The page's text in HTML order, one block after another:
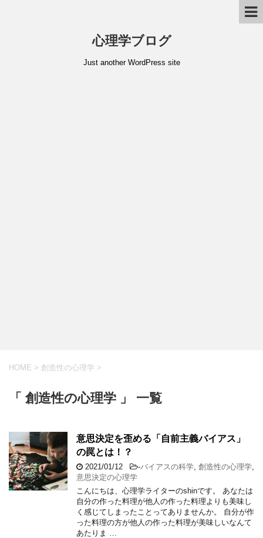
心理学ブログ
Just another WordPress site
HOME > 創造性の心理学 >
「 創造性の心理学 」 一覧
意思決定を歪める「自前主義バイアス」
の罠とは！？
2021/01/12 -バイアスの科学 創造性の心理学
意思決定の心理学
こんにちは、心理学ライターのshinです。 あなたは
自分の作った料理が他人の作った料理よりも美味し
く感じてしまったことってありませんか。 自分が作
った料理の方が他人の作った料理が美味しいなんて
あたりま …